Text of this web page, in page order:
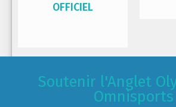
OFFICIEL
Soutenir l'Anglet
Omnisports